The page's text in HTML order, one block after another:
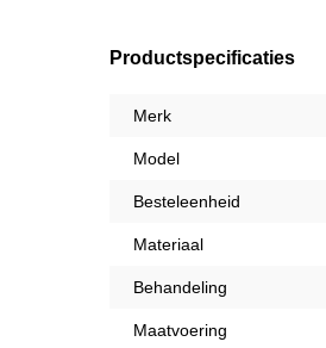
Productspecificaties
Merk
Model
Besteleenheid
Materiaal
Behandeling
Maatvoering